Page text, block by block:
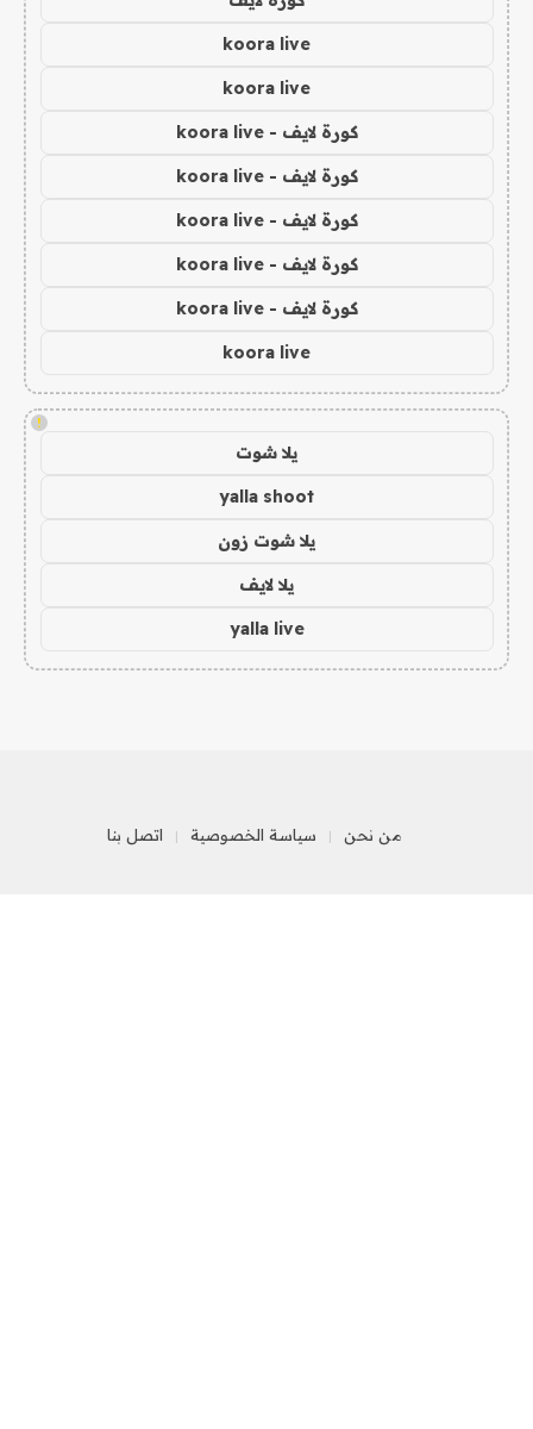
koora live
koora live
كورة لايف - koora live
كورة لايف - koora live
كورة لايف - koora live
كورة لايف - koora live
كورة لايف - koora live
koora live
!
يلا شوت
yalla shoot
يلا شوت زون
يلا لايف
yalla live
من نحن سياسة الخصوصية اتصل بنا